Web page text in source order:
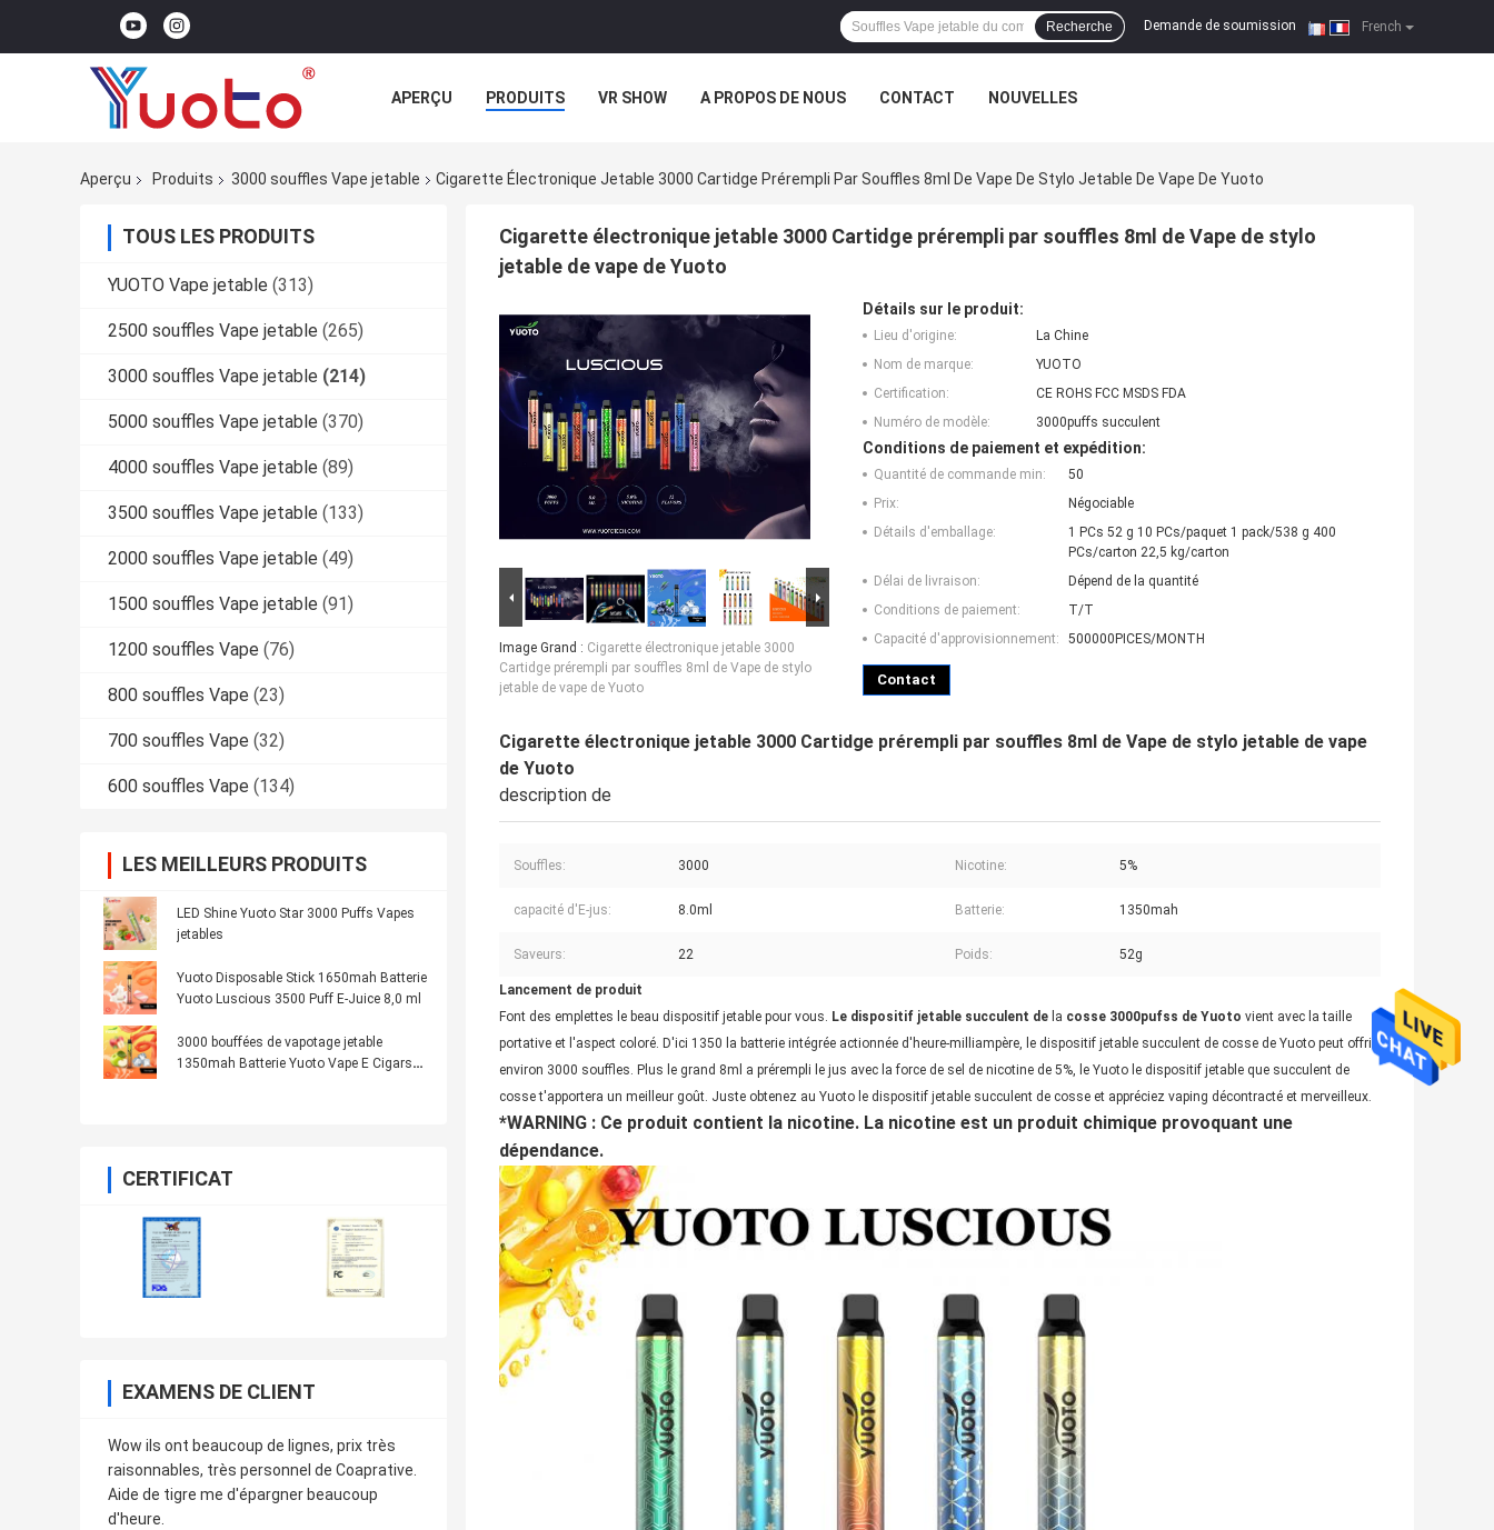
French
Demande de soumission |
Recherche
APERÇU PRODUITS VR SHOW A PROPOS DE NOUS CONTACT NOUVELLES
Aperçu Produits 3000 souffles Vape jetable Cigarette Électronique Jetable 3000 Cartidge Prérempli Par Souffles 8ml De Vape De Stylo Jetable De Vape De Yuoto
TOUS LES PRODUITS
YUOTO Vape jetable (313)
2500 souffles Vape jetable (265)
3000 souffles Vape jetable (214)
5000 souffles Vape jetable (370)
4000 souffles Vape jetable (89)
3500 souffles Vape jetable (133)
2000 souffles Vape jetable (49)
1500 souffles Vape jetable (91)
1200 souffles Vape (76)
800 souffles Vape (23)
700 souffles Vape (32)
600 souffles Vape (134)
LES MEILLEURS PRODUITS
LED Shine Yuoto Star 3000 Puffs Vapes
jetables
Yuoto Disposable Stick 1650mah Batterie
Yuoto Luscious 3500 Puff E-Juice 8,0 ml
3000 bouffées de vapotage jetable
1350mah Batterie Yuoto Vape E Cigars
CERTIFICAT
EXAMENS DE CLIENT
Wow ils ont beaucoup de lignes, prix très
raisonnables, très personnel de Coaprative.
Aide de tigre me d'épargner beaucoup
d'heure.
Cigarette électronique jetable 3000 Cartidge prérempli par souffles 8ml de Vape de stylo
jetable de vape de Yuoto
Image Grand : Cigarette électronique jetable 3000
Cartidge prérempli par souffles 8ml de Vape de stylo
jetable de vape de Yuoto
Détails sur le produit:
Lieu d'origine:
La Chine
Nom de marque:
YUOTO
Certification:
CE ROHS FCC MSDS FDA
Numéro de modèle:
3000puffs succulent
Conditions de paiement et expédition:
Quantité de commande min:
50
Prix:
Négociable
Détails d'emballage:
1 PCs 52 g 10 PCs/paquet 1 pack/538 g 400
PCs/carton 22,5 kg/carton
Délai de livraison:
Dépend de la quantité
Conditions de paiement:
T/T
Capacité d'approvisionnement:
500000PICES/MONTH
Contact
Cigarette électronique jetable 3000 Cartidge prérempli par souffles 8ml de Vape de stylo jetable de vape
de Yuoto
description de
Souffles: 3000 Nicotine: 5%
capacité d'E-jus: 8.0ml Batterie: 1350mah
Saveurs: 22 Poids: 52g
Lancement de produit
Font des emplettes le beau dispositif jetable pour vous. Le dispositif jetable succulent de la cosse 3000pufss de Yuoto vient avec la taille
portative et l'aspect coloré. D'ici 1350 la batterie intégrée actionnée d'heure-milliampère, le dispositif jetable succulent de cosse de Yuoto peut offrir
environ 3000 souffles. Plus le grand 8ml a prérempli le jus avec la force de sel de nicotine de 5%, le Yuoto le dispositif jetable que succulent de
cosse t'apportera un meilleur goût. Juste obtenez au Yuoto le dispositif jetable succulent de cosse et appréciez vaping décontracté et merveilleux.
*WARNING : Ce produit contient la nicotine. La nicotine est un produit chimique provoquant une
dépendance.